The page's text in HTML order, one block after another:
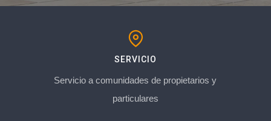
SERVICIO
Servicio a comunidades de propietarios y
particulares